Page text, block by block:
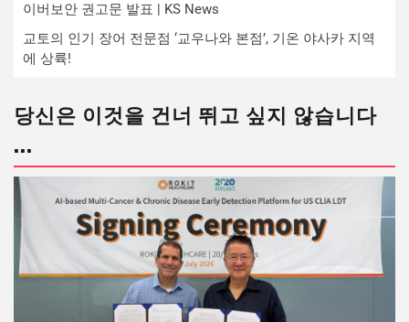
이버보안 권고문 발표 | KS News
교토의 인기 장어 전문점 ‘교우나와 본점’, 기온 야사카 지역
에 상륙!
당신은 이것을 건너 뛰고 싶지 않습니다
...